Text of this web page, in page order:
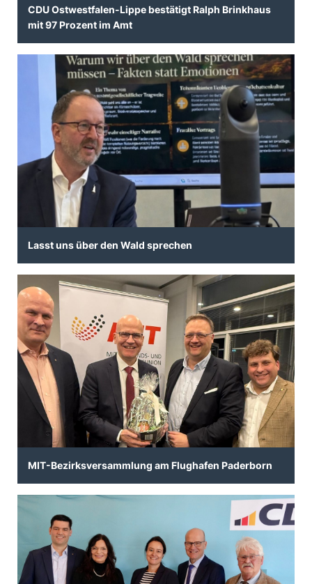
CDU Ostwestfalen-Lippe bestätigt Ralph Brinkhaus
mit 97 Prozent im Amt
Lasst uns über den Wald sprechen
MIT-Bezirksversammlung am Flughafen Paderborn